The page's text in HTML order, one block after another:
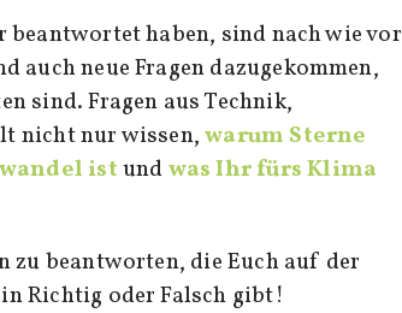
beantwortet haben, sind nach wie vor
auch neue Fragen dazugekommen,
sind. Fragen aus Technik,
nicht nur wissen,warum Sterne
istundwas Ihr fürs Klima
zu beantworten, die Euch auf der
Richtig oder Falsch gibt!